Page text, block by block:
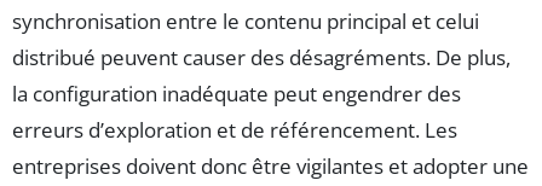
synchronisation entre le contenu principal et celui
distribué peuvent causer des désagréments. De plus,
la configuration inadéquate peut engendrer des
erreurs d’exploration et de référencement. Les
entreprises doivent donc être vigilantes et adopter une